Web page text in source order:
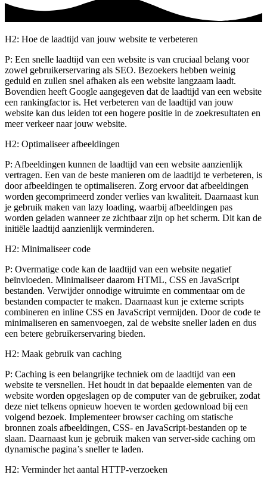
H2: Hoe de laadtijd van jouw website te verbeteren
P: Een snelle laadtijd van een website is van cruciaal belang voor
zowel gebruikerservaring als SEO. Bezoekers hebben weinig
geduld en zullen snel afhaken als een website langzaam laadt.
Bovendien heeft Google aangegeven dat de laadtijd van een website
een rankingfactor is. Het verbeteren van de laadtijd van jouw
website kan dus leiden tot een hogere positie in de zoekresultaten en
meer verkeer naar jouw website.
H2: Optimaliseer afbeeldingen
P: Afbeeldingen kunnen de laadtijd van een website aanzienlijk
vertragen. Een van de beste manieren om de laadtijd te verbeteren, is
door afbeeldingen te optimaliseren. Zorg ervoor dat afbeeldingen
worden gecomprimeerd zonder verlies van kwaliteit. Daarnaast kun
je gebruik maken van lazy loading, waarbij afbeeldingen pas
worden geladen wanneer ze zichtbaar zijn op het scherm. Dit kan de
initiële laadtijd aanzienlijk verminderen.
H2: Minimaliseer code
P: Overmatige code kan de laadtijd van een website negatief
beïnvloeden. Minimaliseer daarom HTML, CSS en JavaScript
bestanden. Verwijder onnodige witruimte en commentaar om de
bestanden compacter te maken. Daarnaast kun je externe scripts
combineren en inline CSS en JavaScript vermijden. Door de code te
minimaliseren en samenvoegen, zal de website sneller laden en dus
een betere gebruikerservaring bieden.
H2: Maak gebruik van caching
P: Caching is een belangrijke techniek om de laadtijd van een
website te versnellen. Het houdt in dat bepaalde elementen van de
website worden opgeslagen op de computer van de gebruiker, zodat
deze niet telkens opnieuw hoeven te worden gedownload bij een
volgend bezoek. Implementeer browser caching om statische
bronnen zoals afbeeldingen, CSS- en JavaScript-bestanden op te
slaan. Daarnaast kun je gebruik maken van server-side caching om
dynamische pagina’s sneller te laden.
H2: Verminder het aantal HTTP-verzoeken